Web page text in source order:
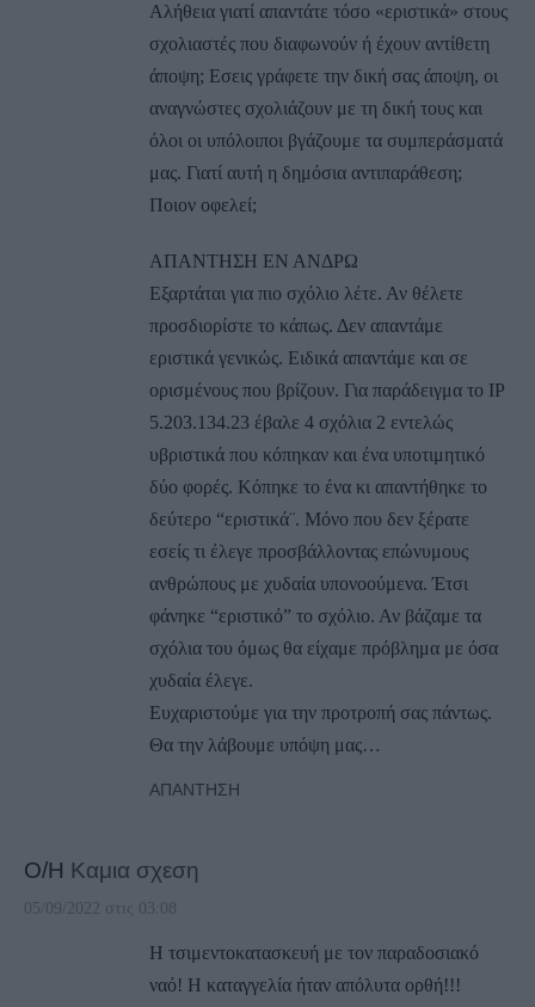
Αλήθεια γιατί απαντάτε τόσο «εριστικά» στους
σχολιαστές που διαφωνούν ή έχουν αντίθετη
άποψη; Eσεις γράφετε την δική σας άποψη, οι
αναγνώστες σχολιάζουν με τη δική τους και
όλοι οι υπόλοιποι βγάζουμε τα συμπεράσματά
μας. Γιατί αυτή η δημόσια αντιπαράθεση;
Ποιον οφελεί;
ΑΠΑΝΤΗΣΗ ΕΝ ΑΝΔΡΩ
Εξαρτάται για πιο σχόλιο λέτε. Αν θέλετε
προσδιορίστε το κάπως. Δεν απαντάμε
εριστικά γενικώς. Ειδικά απαντάμε και σε
ορισμένους που βρίζουν. Για παράδειγμα το ΙΡ
5.203.134.23 έβαλε 4 σχόλια 2 εντελώς
υβριστικά που κόπηκαν και ένα υποτιμητικό
δύο φορές. Κόπηκε το ένα κι απαντήθηκε το
δεύτερο “εριστικά¨. Μόνο που δεν ξέρατε
εσείς τι έλεγε προσβάλλοντας επώνυμους
ανθρώπους με χυδαία υπονοούμενα. Έτσι
φάνηκε “εριστικό” το σχόλιο. Αν βάζαμε τα
σχόλια του όμως θα είχαμε πρόβλημα με όσα
χυδαία έλεγε.
Ευχαριστούμε για την προτροπή σας πάντως.
Θα την λάβουμε υπόψη μας…
ΑΠΆΝΤΗΣΗ
Ο/Η Καμια σχεση
05/09/2022 στις 03:08
Η τσιμεντοκατασκευή με τον παραδοσιακό
ναό! Η καταγγελία ήταν απόλυτα ορθή!!!